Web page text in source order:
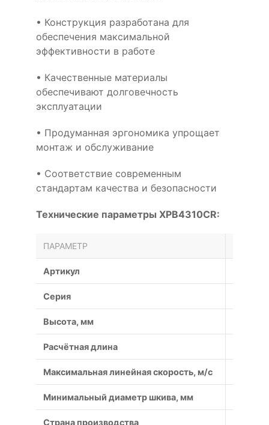
• Конструкция разработана для
обеспечения максимальной
эффективности в работе
• Качественные материалы
обеспечивают долговечность
эксплуатации
• Продуманная эргономика упрощает
монтаж и обслуживание
• Соответствие современным
стандартам качества и безопасности
Технические параметры XPB4310CR:
ПАРАМЕТР
Артикул
Серия
Высота, мм
Расчётная длина
Максимальная линейная скорость, м/с
Минимальный диаметр шкива, мм
Страна производства